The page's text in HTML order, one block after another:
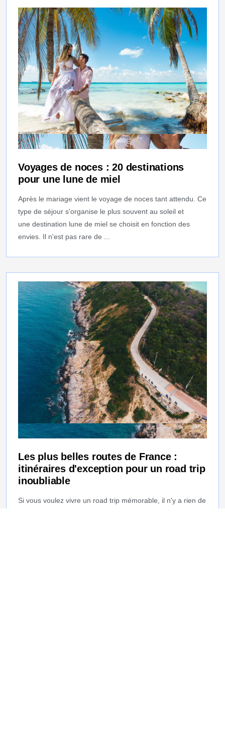
Voyages de noces : 20 destinations
pour une lune de miel
Après le mariage vient le voyage de noces tant attendu. Ce
type de séjour s'organise le plus souvent au soleil et
une destination lune de miel se choisit en fonction des
envies. Il n'est pas rare de ...
Les plus belles routes de France :
itinéraires d'exception pour un road trip
inoubliable
Si vous voulez vivre un road trip mémorable, il n'y a rien de